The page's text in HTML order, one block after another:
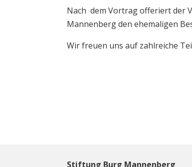
Nach dem Vortrag offeriert der
Mannenberg den ehemaligen
Wir freuen uns auf zahlreiche
Stiftung Burg Mannenberg